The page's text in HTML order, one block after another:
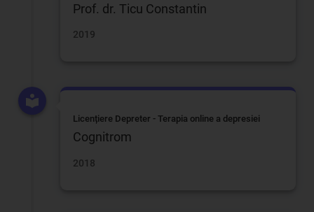
Prof. dr. Ticu Constantin
2019
Licențiere Depreter - Terapia online a depresiei
Cognitrom
2018